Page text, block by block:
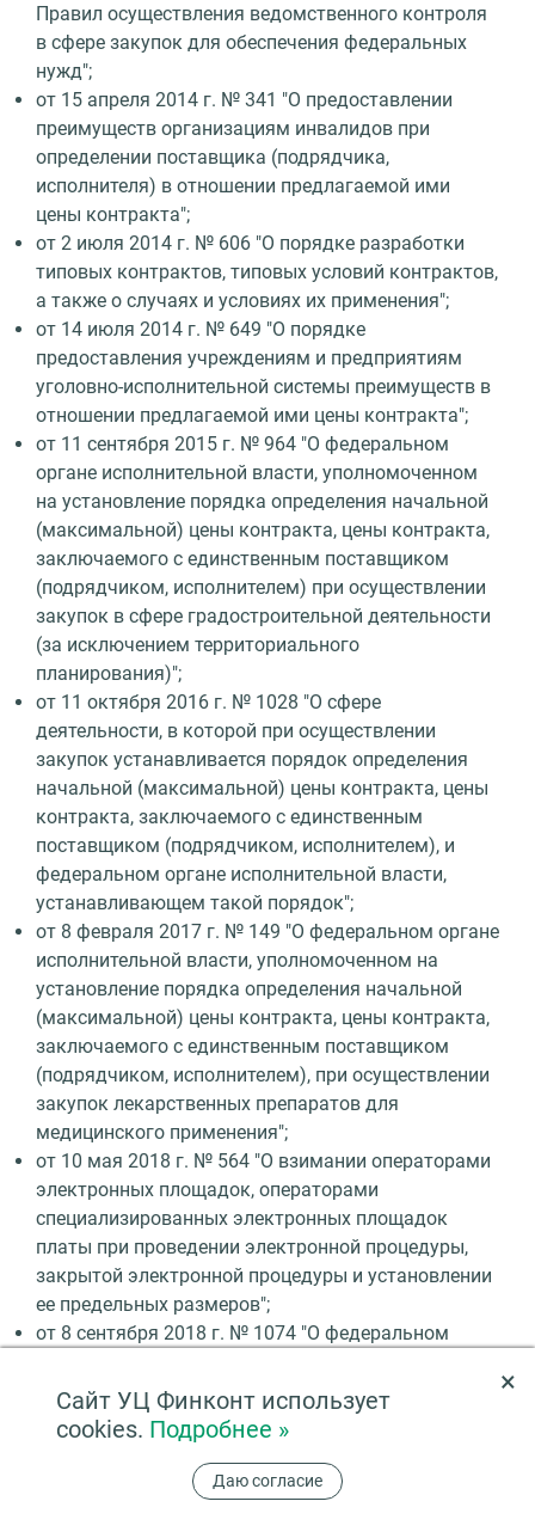
Правил осуществления ведомственного контроля
в сфере закупок для обеспечения федеральных
нужд";
от 15 апреля 2014 г. № 341 "О предоставлении
преимуществ организациям инвалидов при
определении поставщика (подрядчика,
исполнителя) в отношении предлагаемой ими
цены контракта";
от 2 июля 2014 г. № 606 "О порядке разработки
типовых контрактов, типовых условий контрактов,
а также о случаях и условиях их применения";
от 14 июля 2014 г. № 649 "О порядке
предоставления учреждениям и предприятиям
уголовно-исполнительной системы преимуществ в
отношении предлагаемой ими цены контракта";
от 11 сентября 2015 г. № 964 "О федеральном
органе исполнительной власти, уполномоченном
на установление порядка определения начальной
(максимальной) цены контракта, цены контракта,
заключаемого с единственным поставщиком
(подрядчиком, исполнителем) при осуществлении
закупок в сфере градостроительной деятельности
(за исключением территориального
планирования)";
от 11 октября 2016 г. № 1028 "О сфере
деятельности, в которой при осуществлении
закупок устанавливается порядок определения
начальной (максимальной) цены контракта, цены
контракта, заключаемого с единственным
поставщиком (подрядчиком, исполнителем), и
федеральном органе исполнительной власти,
устанавливающем такой порядок";
от 8 февраля 2017 г. № 149 "О федеральном органе
исполнительной власти, уполномоченном на
установление порядка определения начальной
(максимальной) цены контракта, цены контракта,
заключаемого с единственным поставщиком
(подрядчиком, исполнителем), при осуществлении
закупок лекарственных препаратов для
медицинского применения";
от 10 мая 2018 г. № 564 "О взимании операторами
электронных площадок, операторами
специализированных электронных площадок
платы при проведении электронной процедуры,
закрытой электронной процедуры и установлении
ее предельных размеров";
от 8 сентября 2018 г. № 1074 "О федеральном
на установление порядка определения начальной
(максимальной) цены контракта, цены контракта,
заключаемого с единственным поставщиком
(подрядчиком, исполнителем), при осуществлении
закупок топлива моторного, включая
×
Сайт УЦ Финконт использует
cookies. Подробнее »
Даю согласие